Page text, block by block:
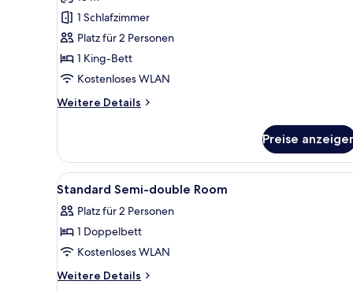
Nichtraucher
(Corner
King)
anzeigen
1 Schlafzimmer
Platz für 2 Personen
1 King-Bett
Kostenloses WLAN
Weitere Details
Weitere
Nichtraucher
(Corner
King)
Preise
Alle
Fotos
für
Standard
Semi-
double
Ein Hotelzimmer mit einem
1
Standard Semi-double Room
Platz für 2 Personen
1 Doppelbett
Kostenloses WLAN
Weitere Details
Weitere